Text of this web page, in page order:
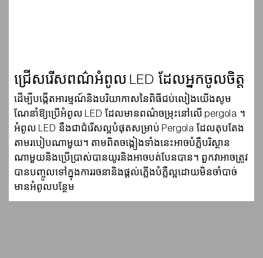
ជ្រើសរើសពណ៌អំពូល LED ដែលអ្នកចូលចិត្ត
ដើម្បីបង្កើតអារម្មណ៍និងបរិយាកាសនៃពិធីជប់លៀងយើងសូម
ណែនាំឱ្យប្រើអំពូល LED ដែលមានពណ៌ចម្រុះនៅលើ pergola ។
អំពូល LED នឹងជាជំរើសល្អបំផុតសម្រាប់ Pergola ដែលតុបតែង
តាមរបៀបណាមួយ។ តាមពិតចង្កៀងទាំងនេះអាចបំភ្លឺបរិស្ថាន
ណាមួយនិងប្រើប្រាស់បានយូរនិងអាចបត់បែនបាន។ ពួកវាអាចត្រូវ
បានបញ្ចូលទៅក្នុងការរចនានិងផ្តល់ភ្លើងបំភ្លឺល្អដោយមិនចាំបាច់
មានអំពូលបន្ថែម